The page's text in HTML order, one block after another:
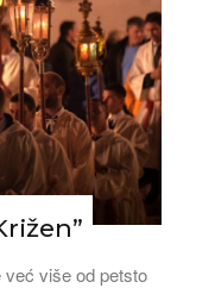
više od petsto